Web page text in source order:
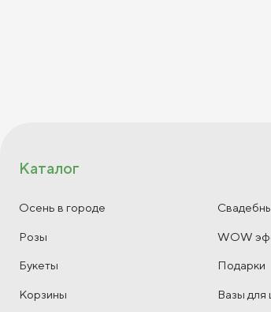
Каталог
Осень в городе
Розы WOW
Букеты Подарки
Корзины Вазы для